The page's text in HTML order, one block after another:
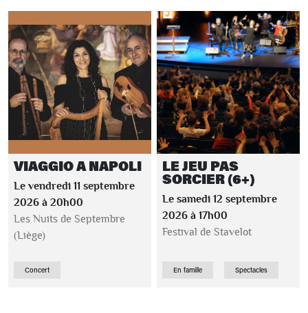
VIAGGIO A NAPOLI
Le vendredi 11 septembre
2026 à 20h00
Les Nuits de Septembre
(Liège)
Concert
LE JEU PAS
SORCIER (6+)
Le samedi 12 septembre
2026 à 17h00
Festival de Stavelot
En famille Spectacles